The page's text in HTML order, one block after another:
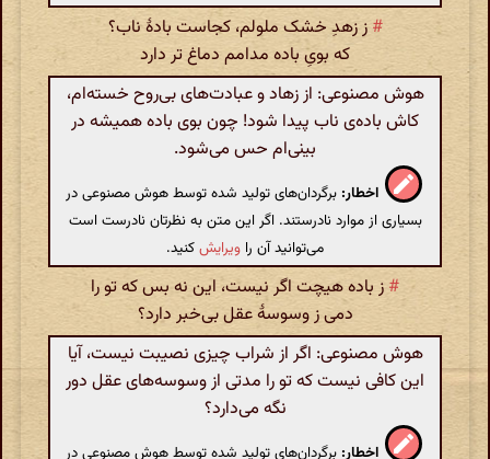
# ز زهدِ خشک ملولم‌، کجاست بادهٔ ناب‌؟
که بویِ باده مدامم دماغ تر دارد
هوش مصنوعی: از زهاد و عبادت‌های بی‌روح خسته‌ام،
کاش باده‌ی ناب پیدا شود! چون بوی باده همیشه در
بینی‌ام حس می‌شود.
اخطار: برگردان‌های تولید شده توسط هوش مصنوعی در
بسیاری از موارد نادرستند. اگر این متن به نظرتان نادرست است
می‌توانید آن را ویرایشکنید.
# ز باده هیچت اگر نیست، این نه بس که تو را
دمی ز وسوسهٔ عقل بی‌خبر دارد؟
هوش مصنوعی: اگر از شراب چیزی نصیبت نیست، آیا
این کافی نیست که تو را مدتی از وسوسه‌های عقل دور
نگه می‌دارد؟
اخطار: برگردان‌های تولید شده توسط هوش مصنوعی در